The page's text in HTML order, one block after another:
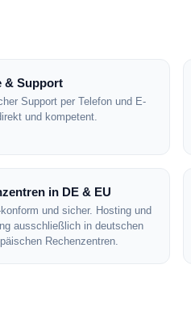
& Support
Support per Telefon und E-
und kompetent.
in DE & EU
und sicher. Hosting und
ausschließlich in deutschen
Rechenzentren.